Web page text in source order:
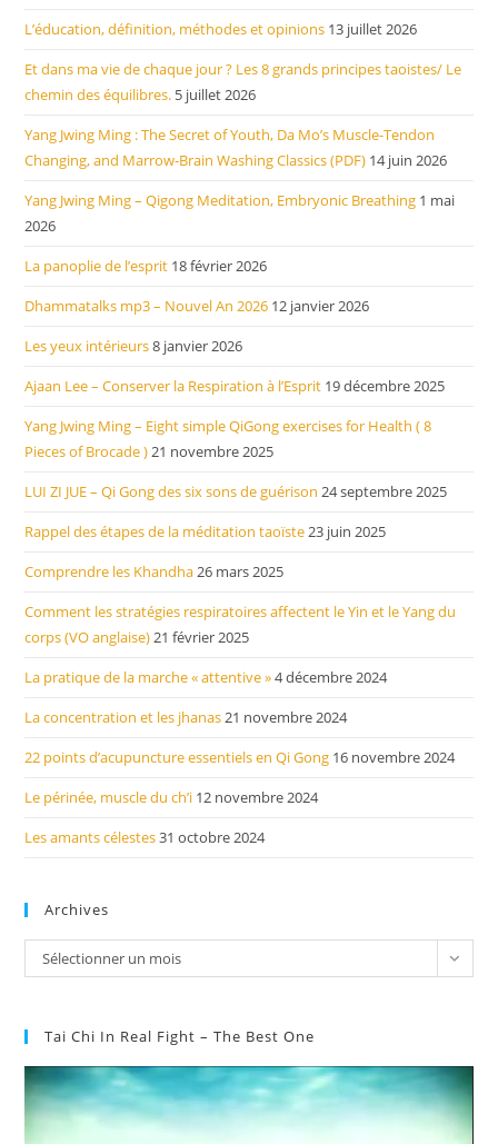
L’éducation, définition, méthodes et opinions 13 juillet 2026
Et dans ma vie de chaque jour ? Les 8 grands principes taoistes/ Le
chemin des équilibres. 5 juillet 2026
Yang Jwing Ming : The Secret of Youth, Da Mo’s Muscle-Tendon
Changing, and Marrow-Brain Washing Classics (PDF) 14 juin 2026
Yang Jwing Ming – Qigong Meditation, Embryonic Breathing 1 mai
2026
La panoplie de l’esprit 18 février 2026
Dhammatalks mp3 – Nouvel An 2026 12 janvier 2026
Les yeux intérieurs8 janvier 2026
Ajaan Lee – Conserver la Respiration à l’Esprit 19 décembre 2025
Yang Jwing Ming – Eight simple QiGong exercises for Health ( 8
Pieces of Brocade )21 novembre 2025
LUI ZI JUE – Qi Gong des six sons de guérison 24 septembre 2025
Rappel des étapes de la méditation taoïste23 juin 2025
Comprendre les Khandha26 mars 2025
Comment les stratégies respiratoires affectent le Yin et le Yang du
corps (VO anglaise)21 février 2025
La pratique de la marche « attentive »4 décembre 2024
La concentration et les jhanas21 novembre 2024
22 points d’acupuncture essentiels en Qi Gong 16 novembre 2024
Le périnée, muscle du ch’i 12 novembre 2024
Les amants célestes31 octobre 2024
Archives
Archives
Sélectionner un mois
Tai Chi In Real Fight – The Best One
Lecteur
vidéo